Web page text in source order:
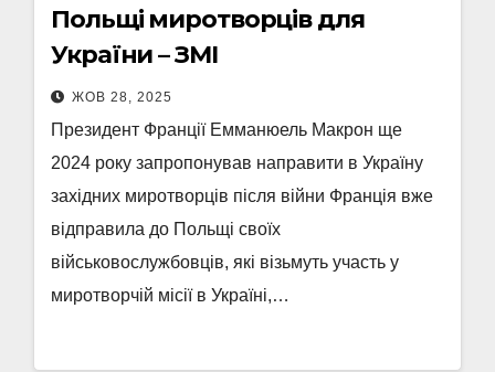
Польщі миротворців для
України – ЗМІ
ЖОВ 28, 2025
Президент Франції Емманюель Макрон ще
2024 року запропонував направити в Україну
західних миротворців після війни Франція вже
відправила до Польщі своїх
військовослужбовців, які візьмуть участь у
миротворчій місії в Україні,…